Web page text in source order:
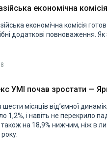
економічна
економічна комісія
додаткові повноваження.
УМІ почав зростати —
шести місяців від’ємної
1,2%, і навіть не перекрило
на 18,9% нижчим, ніж в